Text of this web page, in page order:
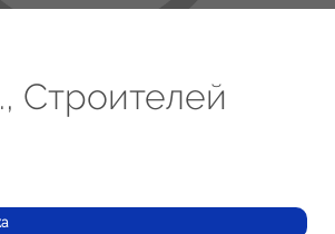
Строителей